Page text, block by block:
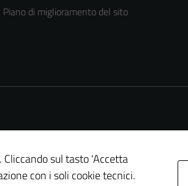
Piano di miglioramento del sito
sul tasto 'Accetta
con i soli cookie tecnici.
per il
possono
disabilitati.
Questi cookie